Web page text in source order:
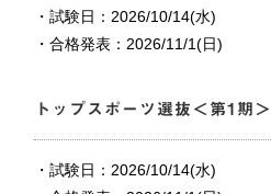
・試験日：2026/10/14(水)
・合格発表：2026/11/1(日)
トップスポーツ選抜＜第1期＞
・試験日：2026/10/14(水)